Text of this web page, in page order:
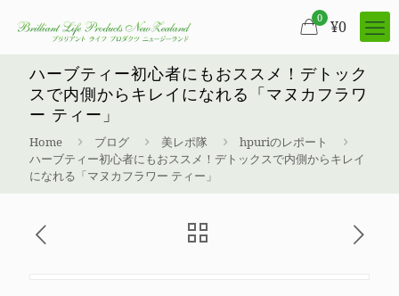
0 ¥0
ハーブティー初心者にもおススメ！デトック
スで内側からキレイになれる「マヌカフラワ
ー ティー」
Home ブログ 美レポ隊
hpuriのレポート
ハーブティー初心者にもおススメ！デトックスで内側からキレイ
になれる「マヌカフラワー ティー」